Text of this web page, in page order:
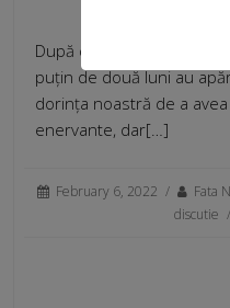
După ce am avut-o pe
puțin de două luni au
dorința noastră de a
enervante, dar[…]
February 6, 2022 / Fata
discutie /